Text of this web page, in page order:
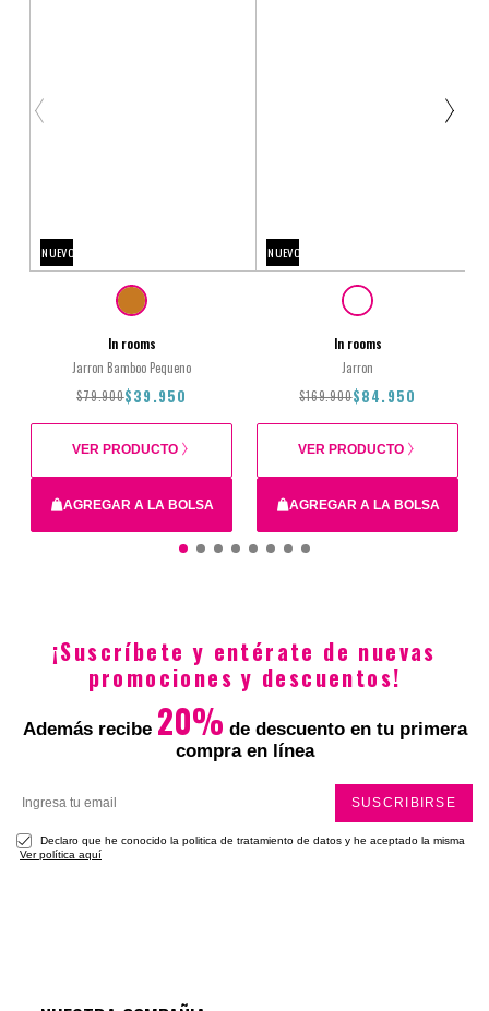
Total
NUEVO
In rooms
Jarron Bamboo Pequeno
$79.900$39.950
AGREGAR A LA BOLSA
VER PRODUCTO
$79.900 $39.950
NUEVO
In rooms
Jarron
$169.900$84.950
AGREGAR A LA BOLSA
VER PRODUCTO
$169.900$84.950
¡Suscríbete y entérate de nuevas
promociones y descuentos!
Además recibe 20% de descuento en tu primera
compra en línea
SUSCRIBIRSE
Declaro que he conocido la politica de tratamiento de datos y he aceptado la misma
Ver política aquí